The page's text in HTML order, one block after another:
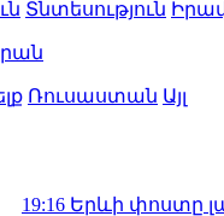
Տնտեսություն
Ռուսաստան Այլ
փոստը լավ չի